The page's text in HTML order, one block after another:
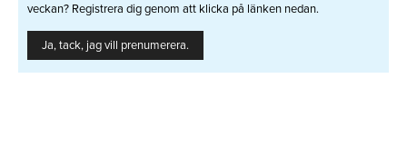
veckan? Registrera dig genom att klicka på länken nedan.
Ja, tack, jag vill prenumerera.